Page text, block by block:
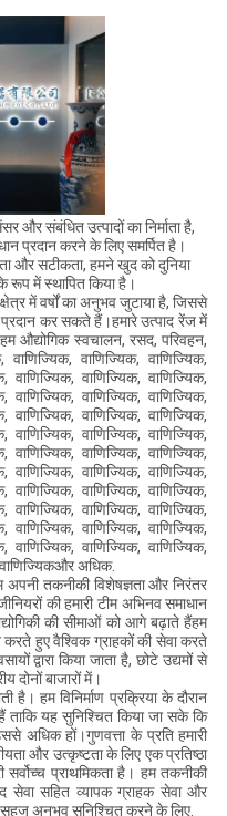
संबंधित उत्पादों का निर्माता है,
प्रदान करने के लिए समर्पित है।
और सटीकता, हमने खुद को दुनिया
रूप में स्थापित किया है।
में वर्षों का अनुभव जुटाया है, जिससे
कर सकते हैं।हमारे उत्पाद रेंज में
औद्योगिक स्वचालन, रसद, परिवहन,
वाणिज्यिक, वाणिज्यिक,
वाणिज्यिक, वाणिज्यिक, वाणिज्यिक,
वाणिज्यिक, वाणिज्यिक, वाणिज्यिक,
वाणिज्यिक, वाणिज्यिक, वाणिज्यिक,
वाणिज्यिक, वाणिज्यिक, वाणिज्यिक,
वाणिज्यिक, वाणिज्यिक, वाणिज्यिक,
वाणिज्यिक, वाणिज्यिक, वाणिज्यिक,
वाणिज्यिक, वाणिज्यिक, वाणिज्यिक,
वाणिज्यिक, वाणिज्यिक, वाणिज्यिक,
वाणिज्यिक, वाणिज्यिक, वाणिज्यिक,
वाणिज्यिक, वाणिज्यिक, वाणिज्यिक,
वाणिज्यिकऔर अधिक.
तकनीकी विशेषज्ञता और निरंतर
की हमारी टीम अभिनव समाधान
की सीमाओं को आगे बढ़ाते हैंहम
करते हुए वैश्विक ग्राहकों की सेवा करते
द्वारा किया जाता है, छोटे उद्यमों से
दोनों बाजारों में।
हम विनिर्माण प्रक्रिया के दौरान
ताकि यह सुनिश्चित किया जा सके कि
अधिक हों।गुणवत्ता के प्रति हमारी
और उत्कृष्टता के लिए एक प्रतिष्ठा
सर्वोच्च प्राथमिकता है। हम तकनीकी
सेवा सहित व्यापक ग्राहक सेवा और
सहज अनुभव सुनिश्चित करने के लिए.